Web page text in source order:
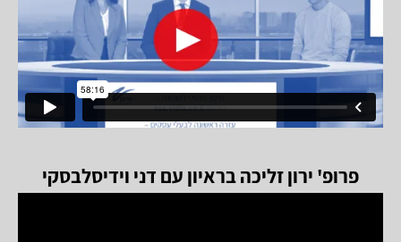
פרופ' ירון זליכה בראיון עם דני וידיסלבסקי